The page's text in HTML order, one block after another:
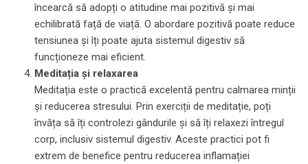
încearcă să adopți o atitudine mai pozitivă și mai
echilibrată față de viață. O abordare pozitivă poate reduce
tensiunea și îți poate ajuta sistemul digestiv să
funcționeze mai eficient.
Meditația și relaxarea
Meditația este o practică excelentă pentru calmarea minții
și reducerea stresului. Prin exerciții de meditație, poți
învăța să îți controlezi gândurile și să îți relaxezi întregul
corp, inclusiv sistemul digestiv. Aceste practici pot fi
extrem de benefice pentru reducerea inflamației